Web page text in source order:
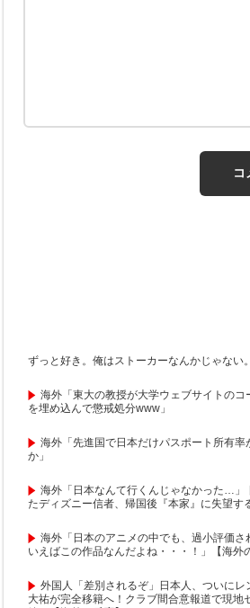
ずっと好き。俺はストーカーなんかじゃない。
海外「東大の教授が大学ウェブサイトのコ
を埋め込んで懲戒処分www」
海外「先進国で日本だけパスポート所有率
か」
海外「日本なんて行くんじゃなかった…」
たディズニー信者、帰国後『本家』に失望す
海外「日本のアニメの中でも、過小評価さ
いえばこの作品なんだよね・・・！」【海外
外国人「差別されるぞ」日本人、ついにレ
大祐が完全移籍へ！クラブ間合意報道で現地